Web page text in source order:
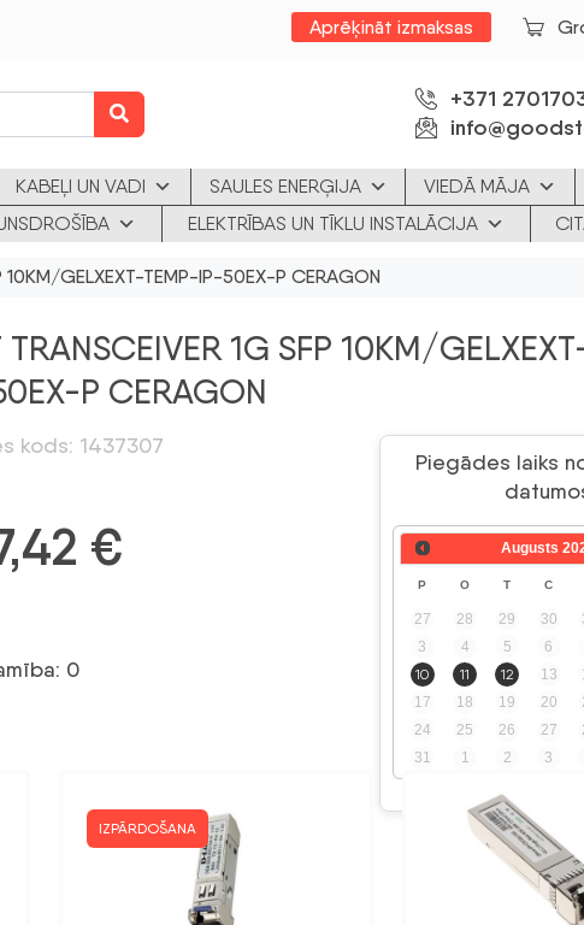
Aprēķināt izmaksas
+371
KABEĻI UN VADI SAULES ENERĢIJA VIEDĀ MĀJA
ELEKTRĪBAS UN TĪKLU INSTALĀCIJA
10KM/GELXEXT-TEMP-IP-50EX-P CERAGON
TRANSCEIVER 1G SFP 10KM/
P CERAGON
kods: 1437307
Piegādes laiks
Augusts
P O T C
27 28 29 30
3
4 5 6
10
11 12 13
17
18 19 20
24
25 26 27
31
1 2 3
€
0
IZPĀRDOŠANA